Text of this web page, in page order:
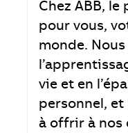
Chez ABB,
pour vous,
monde.
vie et en
personnel, et
à offrir à nos